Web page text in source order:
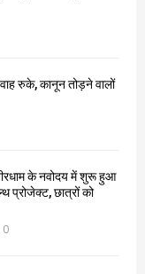
रुके, कानून तोड़ने वालों
के नवोदय में शुरू हुआ
प्रोजेक्ट, छात्रों को
0